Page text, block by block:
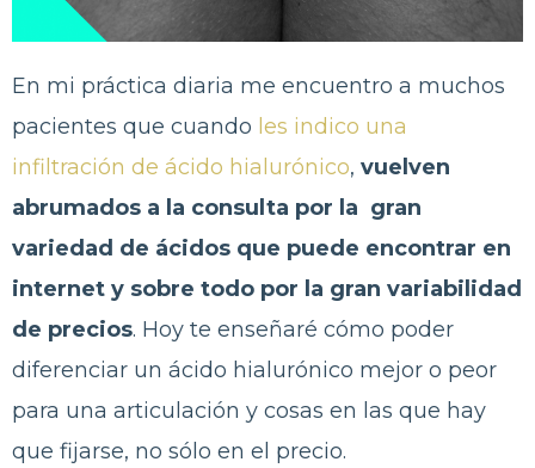
En mi práctica diaria me encuentro a muchos
pacientes que cuando les indico una
infiltración de ácido hialurónico, vuelven
abrumados a la consulta por la gran
variedad de ácidos que puede encontrar en
internet y sobre todo por la gran variabilidad
de precios. Hoy te enseñaré cómo poder
diferenciar un ácido hialurónico mejor o peor
para una articulación y cosas en las que hay
que fijarse, no sólo en el precio.